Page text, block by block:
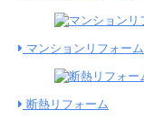
マンションリフォーム
断熱リフォーム